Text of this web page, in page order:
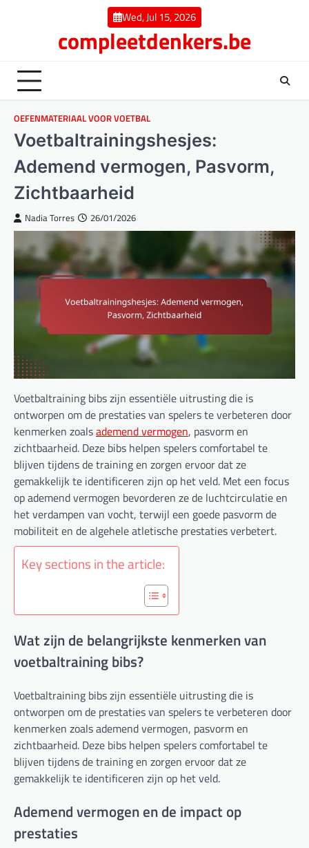
Wed, Jul 15, 2026
compleetdenkers.be
OEFENMATERIAAL VOOR VOETBAL
Voetbaltrainingshesjes:
Ademend vermogen, Pasvorm,
Zichtbaarheid
Nadia Torres 26/01/2026
Voetbaltraining bibs zijn essentiële uitrusting die is
ontworpen om de prestaties van spelers te verbeteren door
kenmerken zoalsademend vermogen, pasvorm en
zichtbaarheid. Deze bibs helpen spelers comfortabel te
blijven tijdens de training en zorgen ervoor dat ze
gemakkelijk te identificeren zijn op het veld. Met een focus
op ademend vermogen bevorderen ze de luchtcirculatie en
het verdampen van vocht, terwijl een goede pasvorm de
mobiliteit en de algehele atletische prestaties verbetert.
Key sections in the article:
Wat zijn de belangrijkste kenmerken van
voetbaltraining bibs?
Voetbaltraining bibs zijn essentiële uitrusting die is
ontworpen om de prestaties van spelers te verbeteren door
kenmerken zoals ademend vermogen, pasvorm en
zichtbaarheid. Deze bibs helpen spelers comfortabel te
blijven tijdens de training en zorgen ervoor dat ze
gemakkelijk te identificeren zijn op het veld.
Ademend vermogen en de impact op
prestaties